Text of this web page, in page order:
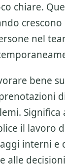
chiare.
nel
bene su
Significa
il lavoro
interni e
alle